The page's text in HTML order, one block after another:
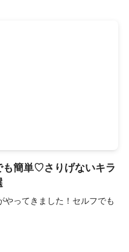
も簡単♡さりげないキラ
やってきました！セルフでも